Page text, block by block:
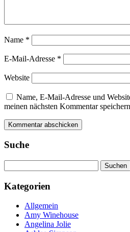
Name *
E-Mail-Adresse *
Website
Name, E-Mail-Adresse und
meinen nächsten Kommentar
Suche
nach:
Kategorien
Allgemein
Amy Winehouse
Angelina Jolie